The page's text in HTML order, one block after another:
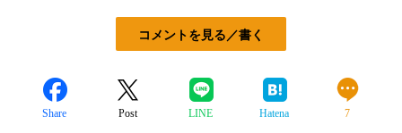
コメントを見る／書く
Share Post LINE Hatena 7